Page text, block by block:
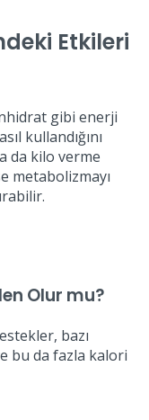
Etkileri
gibi enerji
kullandığını
da kilo verme
metabolizmayı
Olur mu?
bazı
bu da fazla kalori